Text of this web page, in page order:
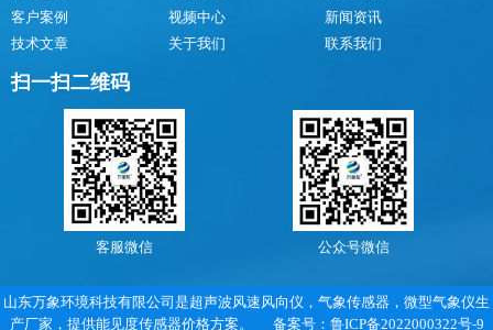
客户案例
视频中心
新闻资讯
技术文章
关于我们 联系我们
扫一扫二维码
客服微信 公众号微信
山东万象环境科技有限公司是超声波风速风向仪，气象传感器，微型气象仪生
产厂家，提供能见度传感器价格方案。 备案号： 鲁ICP备2022000322号-9